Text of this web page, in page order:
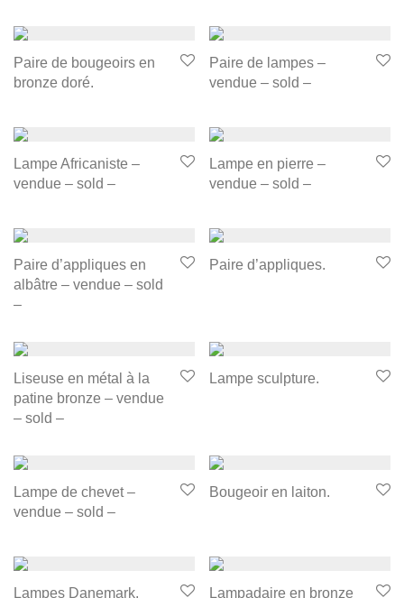
Paire de bougeoirs en
bronze doré.
Paire de lampes –
vendue – sold –
Lampe Africaniste –
vendue – sold –
Lampe en pierre –
vendue – sold –
Paire d’appliques en
albâtre – vendue – sold
–
Paire d’appliques.
Liseuse en métal à la
patine bronze – vendue
– sold –
Lampe sculpture.
Lampe de chevet –
vendue – sold –
Bougeoir en laiton.
Lampes Danemark. Lampadaire en bronze